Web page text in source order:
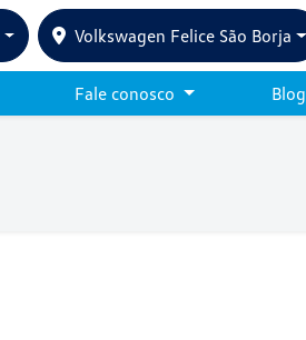
Volkswagen Felice São Borja
Fale conosco Blog